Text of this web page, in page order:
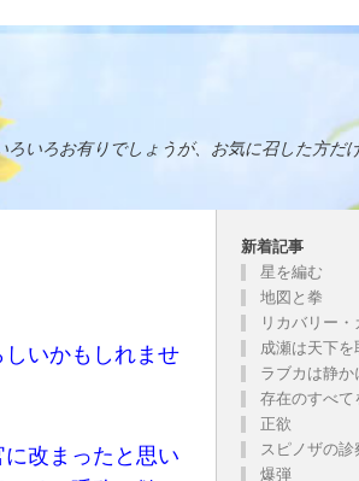
いろお有りでしょうが、お気に召した方だ
いかもしれませ
改まったと思い
新着記事
星を編む
地図と拳
リカバリー・
成瀬は天下を
ラブカは静か
存在のすべて
正欲
スピノザの診
爆弾